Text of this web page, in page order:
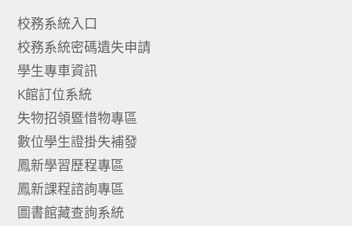
校務系統入口
校務系統密碼遺失申請
學生專車資訊
K館訂位系統
失物招領暨惜物專區
數位學生證掛失補發
鳳新學習歷程專區
鳳新課程諮詢專區
圖書館藏查詢系統